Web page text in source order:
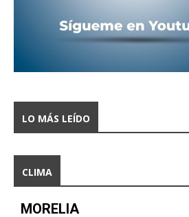
LO MÁS LEÍDO
CLIMA
MORELIA